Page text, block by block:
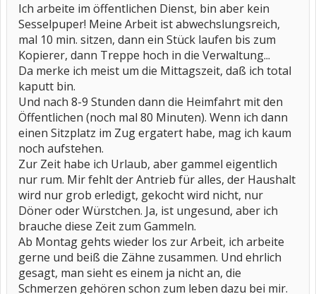
Ich arbeite im öffentlichen Dienst, bin aber kein
Sesselpuper! Meine Arbeit ist abwechslungsreich,
mal 10 min. sitzen, dann ein Stück laufen bis zum
Kopierer, dann Treppe hoch in die Verwaltung...
Da merke ich meist um die Mittagszeit, daß ich total
kaputt bin.
Und nach 8-9 Stunden dann die Heimfahrt mit den
Öffentlichen (noch mal 80 Minuten). Wenn ich dann
einen Sitzplatz im Zug ergatert habe, mag ich kaum
noch aufstehen.
Zur Zeit habe ich Urlaub, aber gammel eigentlich
nur rum. Mir fehlt der Antrieb für alles, der Haushalt
wird nur grob erledigt, gekocht wird nicht, nur
Döner oder Würstchen. Ja, ist ungesund, aber ich
brauche diese Zeit zum Gammeln.
Ab Montag gehts wieder los zur Arbeit, ich arbeite
gerne und beiß die Zähne zusammen. Und ehrlich
gesagt, man sieht es einem ja nicht an, die
Schmerzen gehören schon zum leben dazu bei mir.